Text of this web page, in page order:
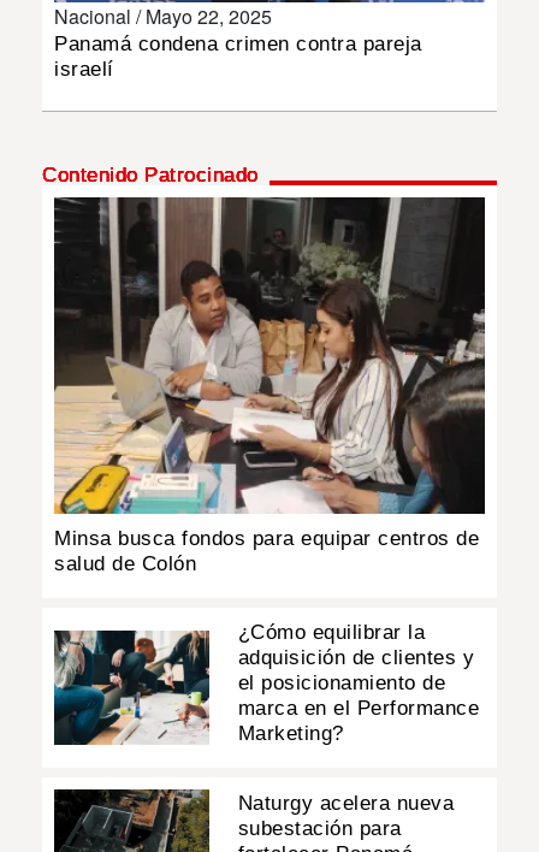
DEPORTES
MULTIMEDIA
Nacional /Mayo 22, 2025
Panamá condena crimen contra pareja
israelí
Contenido Patrocinado
Minsa busca fondos para equipar centros de
salud de Colón
¿Cómo equilibrar la
adquisición de clientes y
el posicionamiento de
marca en el Performance
Marketing?
Naturgy acelera nueva
subestación para